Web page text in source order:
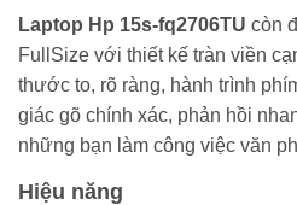
Laptop Hp 15s-fq2706TU còn
FullSize với thiết kế tràn viền
thước to, rõ ràng, hành trình
giác gõ chính xác, phản hồi
những bạn làm công việc văn
Hiệu năng